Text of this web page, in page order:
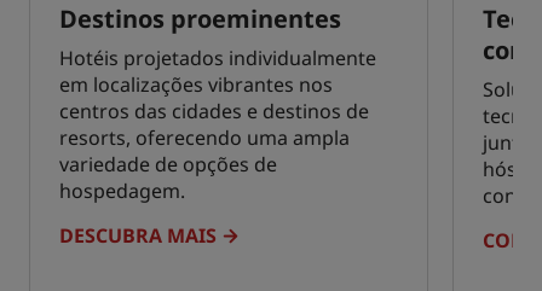
Destinos proeminentes
Hotéis projetados individualmente
em localizações vibrantes nos
centros das cidades e destinos de
resorts, oferecendo uma ampla
variedade de opções de
hospedagem.
DESCUBRA MAIS